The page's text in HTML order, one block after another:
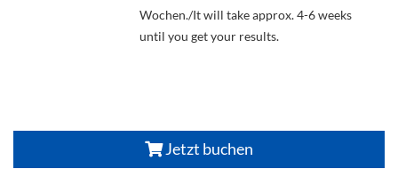
Wochen./It will take approx. 4-6 weeks
until you get your results.
Jetzt buchen